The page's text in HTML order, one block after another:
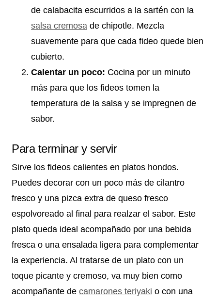
de calabacita escurridos a la sartén con la
salsa cremosa de chipotle. Mezcla
suavemente para que cada fideo quede bien
cubierto.
Calentar un poco: Cocina por un minuto
más para que los fideos tomen la
temperatura de la salsa y se impregnen de
sabor.
Para terminar y servir
Sirve los fideos calientes en platos hondos.
Puedes decorar con un poco más de cilantro
fresco y una pizca extra de queso fresco
espolvoreado al final para realzar el sabor. Este
plato queda ideal acompañado por una bebida
fresca o una ensalada ligera para complementar
la experiencia. Al tratarse de un plato con un
toque picante y cremoso, va muy bien como
acompañante de camarones teriyaki o con una